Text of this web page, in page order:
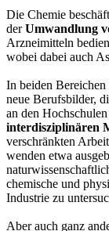
Die Chemie
derUmwandlung
Arzneimitteln
wobei dabei auch
In beiden Bereichen
neue Berufsbilder,
an den
interdisziplinären
verschränkten
wenden etwa
chemische und
Industrie zu
Aber auch ganz